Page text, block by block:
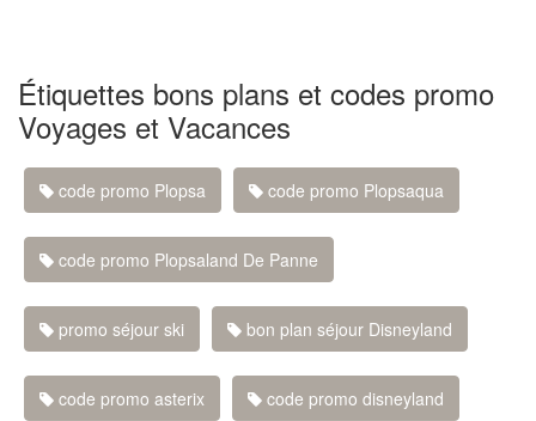
Étiquettes bons plans et codes promo
Voyages et Vacances
code promo Plopsa code promo Plopsaqua
code promo Plopsaland De Panne
promo séjour ski bon plan séjour Disneyland
code promo asterix code promo disneyland